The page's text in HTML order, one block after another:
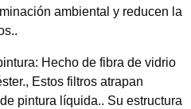
ambiental y reducen la
Hecho de fibra de vidrio
Estos filtros atrapan
pintura líquida.. Su estructura